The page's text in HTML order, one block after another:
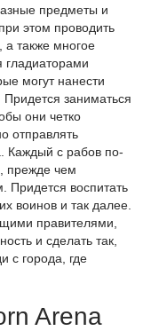
предметы и
этом проводить
а также многое
гладиаторами
могут нанести
Придется заниматься
они четко
отправлять
Каждый с рабов по-
прежде чем
Придется воспитать
воинов и так далее.
правителями,
и сделать так,
с города, где
Arena